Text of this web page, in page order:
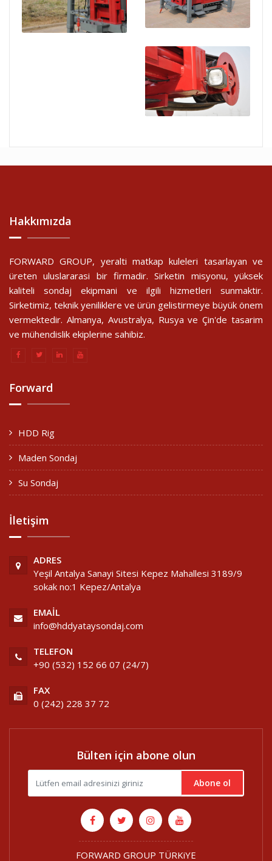
Hakkımızda
FORWARD GROUP, yeralti matkap kuleleri tasarlayan ve
üreten uluslararasi bir firmadir. Sirketin misyonu, yüksek
kaliteli sondaj ekipmani ve ilgili hizmetleri sunmaktir.
Sirketimiz, teknik yeniliklere ve ürün gelistirmeye büyük önem
vermektedir. Almanya, Avustralya, Rusya ve Çin'de tasarim
ve mühendislik ekiplerine sahibiz.
Forward
HDD Rig
Maden Sondaj
Su Sondaj
İletişim
ADRES
Yeşil Antalya Sanayi Sitesi Kepez Mahallesi 3189/9
sokak no:1 Kepez/Antalya
EMAIL
info@hddyataysondaj.com
TELEFON
+90 (532) 152 66 07 (24/7)
FAX
0 (242) 228 37 72
Bülten için abone olun
Abone ol
FORWARD GROUP TÜRKiYE